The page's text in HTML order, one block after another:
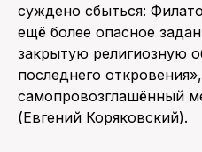
суждено сбыться:
ещё более опасное
закрытую религиозную
последнего
самопровозглашённый
(Евгений Коряковский).